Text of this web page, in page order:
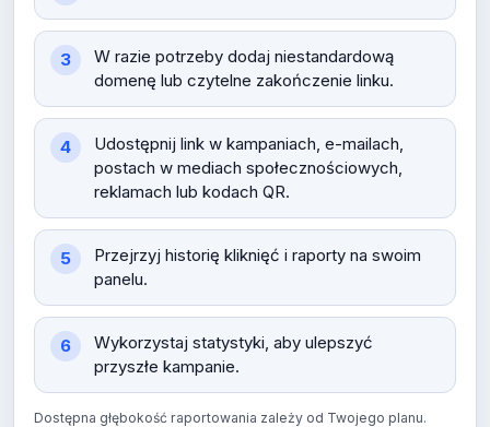
W razie potrzeby dodaj niestandardową
domenę lub czytelne zakończenie linku.
Udostępnij link w kampaniach, e-mailach,
postach w mediach społecznościowych,
reklamach lub kodach QR.
Przejrzyj historię kliknięć i raporty na swoim
panelu.
Wykorzystaj statystyki, aby ulepszyć
przyszłe kampanie.
Dostępna głębokość raportowania zależy od Twojego planu.